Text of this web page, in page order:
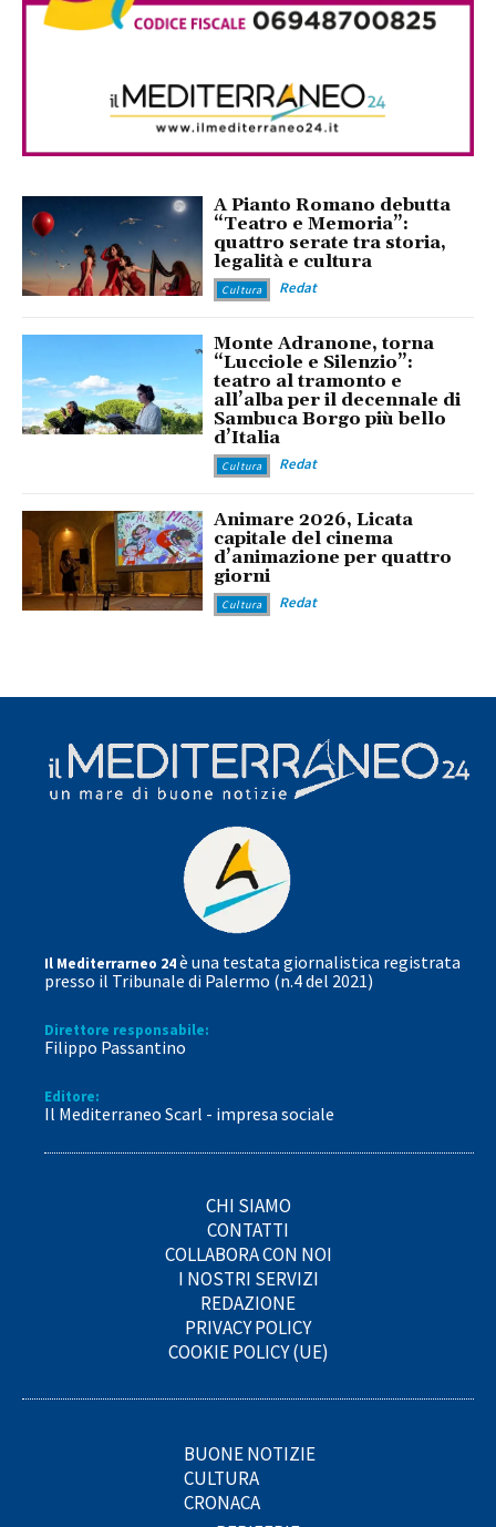
A Pianto Romano debutta
“Teatro e Memoria”:
quattro serate tra storia,
legalità e cultura
Cultura Redat
Monte Adranone, torna
“Lucciole e Silenzio”:
teatro al tramonto e
all’alba per il decennale di
Sambuca Borgo più bello
d’Italia
Cultura Redat
Animare 2026, Licata
capitale del cinema
d’animazione per quattro
giorni
Cultura Redat
Il Mediterrarneo 24è una testata giornalistica registrata
presso il Tribunale di Palermo (n.4 del 2021)
Direttore responsabile:
Filippo Passantino
Editore:
Il Mediterraneo Scarl - impresa sociale
CHI SIAMO
CONTATTI
COLLABORA CON NOI
I NOSTRI SERVIZI
REDAZIONE
PRIVACY POLICY
COOKIE POLICY (UE)
BUONE NOTIZIE
CULTURA
CRONACA